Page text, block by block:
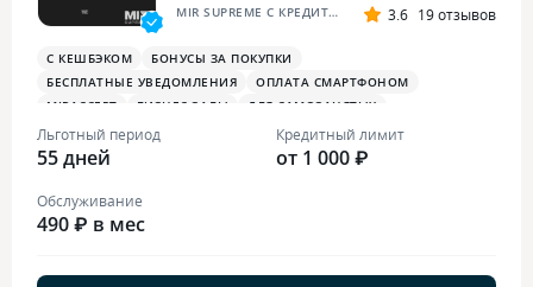
MIR SUPREME С КРЕДИТНЫМ ЛИМИТОМ 3.6 19 отзывов
С КЕШБЭКОМ
БОНУСЫ ЗА ПОКУПКИ
БЕСПЛАТНЫЕ УВЕДОМЛЕНИЯ
ОПЛАТА СМАРТФОНОМ
MIRACCEPT
БИЗНЕС-ЗАЛЫ
ДЛЯ САМОЗАНЯТЫХ
ПЛАТЕЖНЫЙ СТИКЕР
Льготный период
55 дней
Кредитный лимит
от 1 000 ₽
Обслуживание
490 ₽ в мес